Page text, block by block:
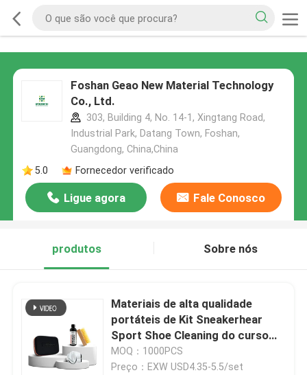
Foshan Geao New Material Technology
Co., Ltd.
303, Building 4, No. 14-1, Xingtang Road,
Industrial Park, Datang Town, Foshan,
Guangdong, China,China
5.0
Fornecedor verificado
Ligue agora Fale Conosco
produtos Sobre nós
Materiais de alta qualidade
portáteis de Kit Sneakerhear
Sport Shoe Cleaning do curso
mais limpo da sapatilha
MOQ：1000PCS
Preço：EXW USD4.35-5.5/set